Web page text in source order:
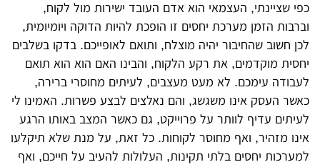
כפי שציינתי, העצמאי הוא אדם העובד ישירות מול לקוח,
וברבות הזמן מערכת יחסים זו הופכת להיות הדוקה ויומיומית,
לכן חשוב שהחיבור יהיה מוצלח, ותואם לאופייכם. בדקו בשלבים
יחסית מוקדמים, את רקע הלקוח, והבינו האם הוא הוא תואם
לעבודה עימכם. לא מעט מעצבים, לעיתים מחוסרי ברירה,
כאשר העסק אינו משגשג, והם נאלצים לבצע פשרות. האמינו לי
לעיתים עדיף לוותר על פרוייקט, גם כאשר המצב באותו הרגע
אינו מזהיר, ואף מחוסר לקוחות. כל זאת, על מנת שלא תיקלעו
למערכות יחסים בלתי תקינות, העלולות להעיב על חייכם, ואף